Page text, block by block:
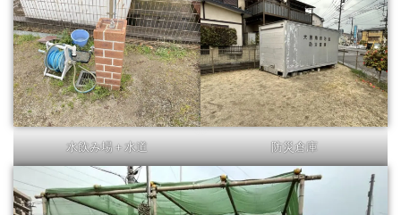
水飲み場＋水道 防災倉庫